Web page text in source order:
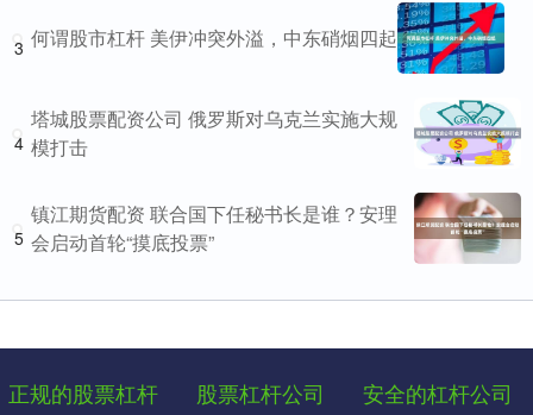
3 何谓股市杠杆 美伊冲突外溢，中东硝烟四起
4
塔城股票配资公司 俄罗斯对乌克兰实施大规
模打击
5
镇江期货配资 联合国下任秘书长是谁？安理
会启动首轮“摸底投票”
正规的股票杠杆
股票杠杆公司
安全的杠杆公司